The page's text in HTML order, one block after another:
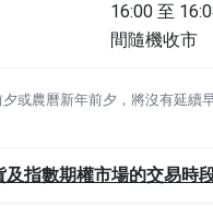
16:00 至
間隨機收市
或農曆新年前夕，將沒有延續
及指數期權市場的交易時